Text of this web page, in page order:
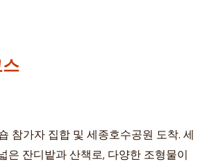
참가자 집합 및 세종호수공원 도착. 세
은 잔디밭과 산책로, 다양한 조형물이